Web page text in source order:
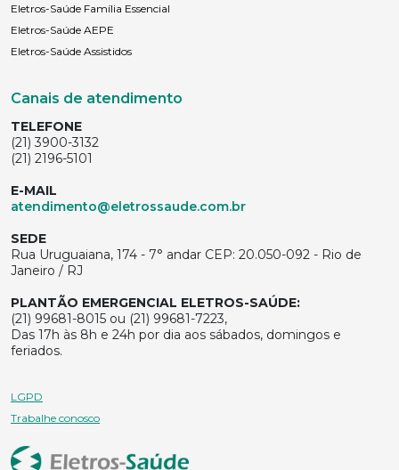
Eletros-Saúde Família Essencial
Eletros-Saúde AEPE
Eletros-Saúde Assistidos
Canais de atendimento
TELEFONE
(21) 3900-3132
(21) 2196-5101
E-MAIL
atendimento@eletrossaude.com.br
SEDE
Rua Uruguaiana, 174 - 7° andar CEP: 20.050-092 - Rio de
Janeiro / RJ
PLANTÃO EMERGENCIAL ELETROS-SAÚDE:
(21) 99681-8015 ou (21) 99681-7223,
Das 17h às 8h e 24h por dia aos sábados, domingos e
feriados.
LGPD
Trabalhe conosco